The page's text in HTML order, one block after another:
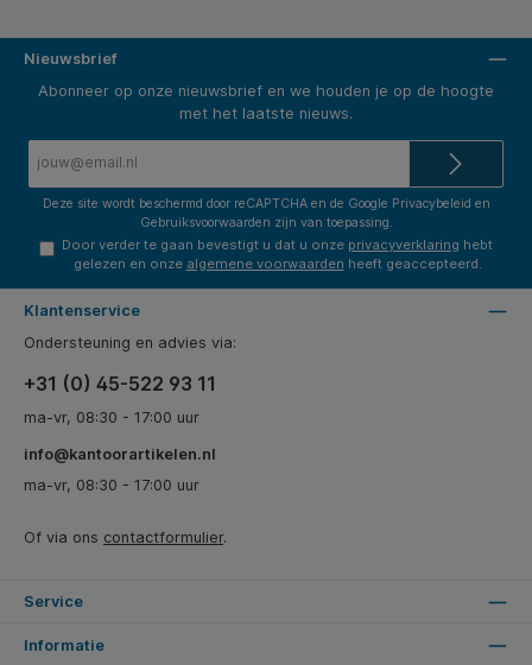
Nieuwsbrief
Abonneer op onze nieuwsbrief en we houden je op de hoogte
met het laatste nieuws.
Deze site wordt beschermd door reCAPTCHA en de Google Privacybeleid en
Gebruiksvoorwaarden zijn van toepassing.
Door verder te gaan bevestigt u dat u onze privacyverklaring hebt
gelezen en onze algemene voorwaarden heeft geaccepteerd.
Klantenservice
Ondersteuning en advies via:
+31 (0) 45-522 93 11
ma-vr, 08:30 - 17:00 uur
info@kantoorartikelen.nl
ma-vr, 08:30 - 17:00 uur
Of via ons contactformulier.
Service
Informatie